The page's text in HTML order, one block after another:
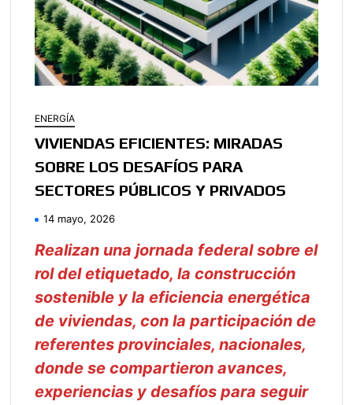
ENERGÍA
VIVIENDAS EFICIENTES: MIRADAS
SOBRE LOS DESAFÍOS PARA
SECTORES PÚBLICOS Y PRIVADOS
14 mayo, 2026
Realizan una jornada federal sobre el
rol del etiquetado, la construcción
sostenible y la eficiencia energética
de viviendas, con la participación de
referentes provinciales, nacionales,
donde se compartieron avances,
experiencias y desafíos para seguir